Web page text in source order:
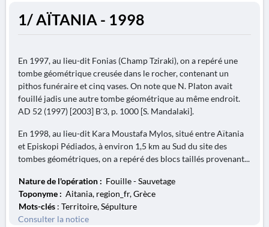
1/ AÏTANIA - 1998
En 1997, au lieu-dit Fonias (Champ Tziraki), on a repéré une
tombe géométrique creusée dans le rocher, contenant un
pithos funéraire et cinq vases. On note que N. Platon avait
fouillé jadis une autre tombe géométrique au même endroit.
AD 52 (1997) [2003] B'3, p. 1000 [S. Mandalaki].
En 1998, au lieu-dit Kara Moustafa Mylos, situé entre Aïtania
et Episkopi Pédiados, à environ 1,5 km au Sud du site des
tombes géométriques, on a repéré des blocs taillés provenant...
Nature de l'opération : Fouille - Sauvetage
Toponyme : Aitania, region_fr, Grèce
Mots-clés : Territoire, Sépulture
Consulter la notice